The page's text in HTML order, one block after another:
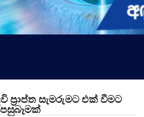
ප්‍රාප්ත සැමරුමට එක් වීමට